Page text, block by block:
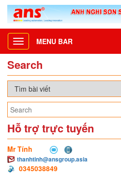
Toggle
navigation
MENU BAR
Search
Hỗ trợ trực tuyến
Mr Tính
thanhtinh@ansgroup.asia
0345038849